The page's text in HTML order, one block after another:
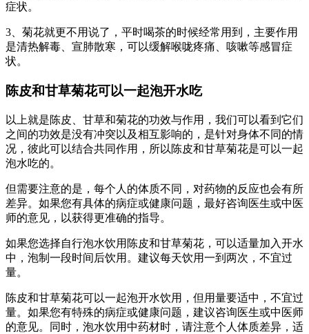
症状。
3、菊花就更不用说了，平时喝茶的时候经常用到，主要作用
是清热解毒、宣肺散寒，可以缓解喉咙疼痛、咳嗽等感冒症
状。
陈皮和甘草菊花可以一起泡开水吃
以上就是陈皮、甘草和菊花的功效与作用，我们可以看到它们
之间的功效是没有冲突以及相互影响的，是针对身体不同的情
况，彼此可以结合共同作用，所以陈皮和甘草菊花是可以一起
泡水吃的。
但需要注意的是，每个人的体质不同，对药物的反应也会有所
差异。如果您有具体的病症或健康问题，最好咨询医生或中医
师的意见，以获得更准确的指导。
如果您选择自行泡水饮用陈皮和甘草菊花，可以适量加入开水
中，泡制一段时间后饮用。建议每天饮用一到两次，不宜过
量。
陈皮和甘草菊花可以一起泡开水饮用，但用量要适中，不宜过
量。如果您有特殊的病症或健康问题，建议咨询医生或中医师
的意见。同时，泡水饮用中药材时，请注意个人体质差异，适